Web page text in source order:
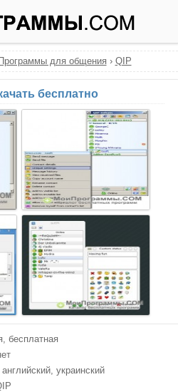
Программы для общения › QIP
бесплатно
бесплатная
украинский